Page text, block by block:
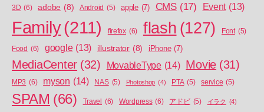
3D (6) adobe (8) Android (5) apple (7) CMS (17) Event (13)
Family(211) firefox (6) flash (127) Font (5)
Food (6) google (13) illustrator (8) iPhone (7)
MediaCenter (32) MovableType (14) Movie (31)
MP3 (6) myson (14) NAS (5) Photoshop (4) PTA (5) service (5)
SPAM (66) Travel (6) Wordpress (6) アドビ (5) イラク (4)